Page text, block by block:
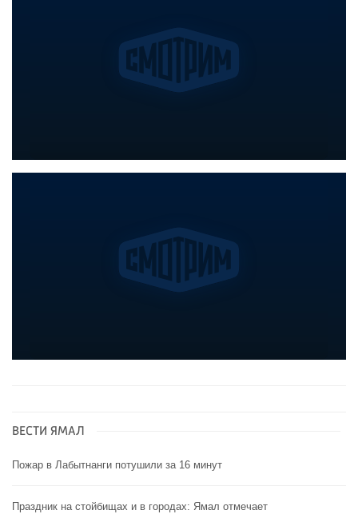
ВЕСТИ ЯМАЛ
Пожар в Лабытнанги потушили за 16 минут
Праздник на стойбищах и в городах: Ямал отмечает